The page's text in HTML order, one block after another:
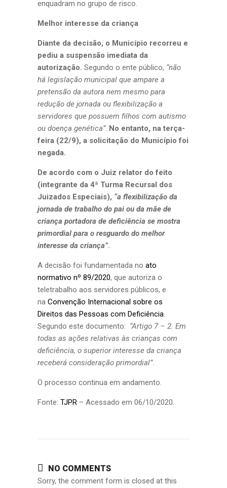
enquadram no grupo de risco.
Melhor interesse da criança
Diante da decisão, o Município recorreu e
pediu a suspensão imediata da
autorização. Segundo o ente público, “não
há legislação municipal que ampare a
pretensão da autora nem mesmo para
redução de jornada ou flexibilização a
servidores que possuem filhos com autismo
ou doença genética”. No entanto, na terça-
feira (22/9), a solicitação do Município foi
negada.
De acordo com o Juiz relator do feito
(integrante da 4ª Turma Recursal dos
Juizados Especiais), “a flexibilização da
jornada de trabalho do pai ou da mãe de
criança portadora de deficiência se mostra
primordial para o resguardo do melhor
interesse da criança”.
A decisão foi fundamentada no ato
normativo nº 89/2020, que autoriza o
teletrabalho aos servidores públicos, e
na Convenção Internacional sobre os
Direitos das Pessoas com Deficiência.
Segundo este documento: “Artigo 7 – 2. Em
todas as ações relativas às crianças com
deficiência, o superior interesse da criança
receberá consideração primordial”.
O processo continua em andamento.
Fonte: TJPR – Acessado em 06/10/2020.
NO COMMENTS
Sorry, the comment form is closed at this